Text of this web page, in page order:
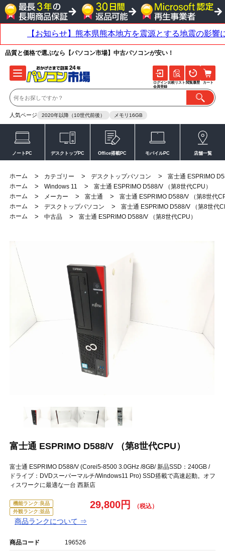
品質と価格で選ぶなら【パソコン市場】中古パソコンが安い！
人気ページ 2020年以降（10世代前後） メモリ16GB
ログイン
会員登録
比較リスト 閲覧履歴 カート
ノートPC デスクトップPC Office搭載PC モバイルPC 店舗一覧
ホーム > カテゴリー > デスクトップパソコン >
富士通 ESPRIMO
ホーム
> Windows 11 >
富士通 ESPRIMO D588/V （第8世代CPU）
ホーム
> メーカー > 富士通 >
富士通 ESPRIMO D588/V （第8世代
ホーム
> デスクトップパソコン >
富士通 ESPRIMO D588/V （第8世代
ホーム
> 中古品 > 富士通 ESPRIMO D588/V （第8世代CPU）
富士通 ESPRIMO D588/V （第8世代CPU）
富士通 ESPRIMO D588/V (Corei5-8500 3.0GHz /8GB/ 新品SSD：240GB /
ドライブ：DVDスーパーマルチ/Windows11 Pro) SSD搭載で高速起動。オフ
ィスワークに最適な一台 西新店
機能ランク:良品
外観ランク:並品
商品ランクについて ⇒
29,800円
商品コード 196526